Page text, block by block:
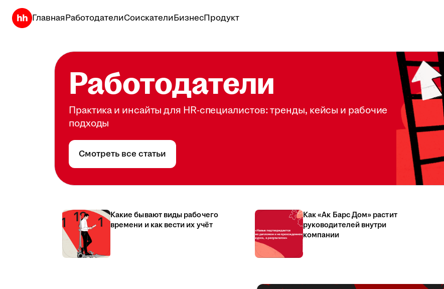
ГлавнаяРаботодателиСоискателиБизнесПродукт
Работодатели
Практика и инсайты для HR-специалистов: тренды, кейсы и рабочие
подходы
Смотреть все статьи
Какие бывают виды рабочего
времени и как вести их учёт
Как «Ак Барс Дом» растит
руководителей внутри
компании